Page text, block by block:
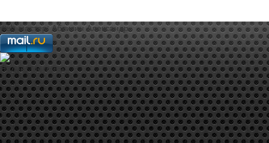
web-мастер:Аблизин Александр